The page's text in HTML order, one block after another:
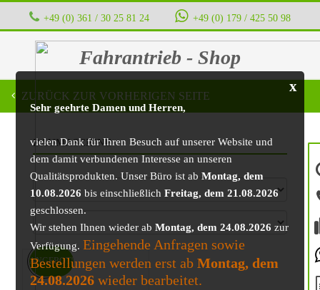
+49 (0) 361 / 30 25 81 24 ‭ ‭ ‭ ‭ +49 (0) 179 / 425 50 98
Fahrantrieb - Shop
x
Sehr geehrte Damen und Herren,
vielen Dank für Ihren Besuch auf unserer Website und
dem damit verbundenen Interesse an unseren
Qualitätsprodukten. Unser Büro ist abMontag, dem
10.08.2026 bis einschließlichFreitag, dem 21.08.2026
geschlossen.
Wir stehen Ihnen wieder abMontag, dem 24.08.2026 zur
Verfügung. Eingehende Anfragen sowie
Bestellungen werden erst abMontag, dem
24.08.2026 wieder bearbeitet.
ZURÜCK ZUR VORHERIGEN SEITE
BAUMASCHINE
ANGEBOT!